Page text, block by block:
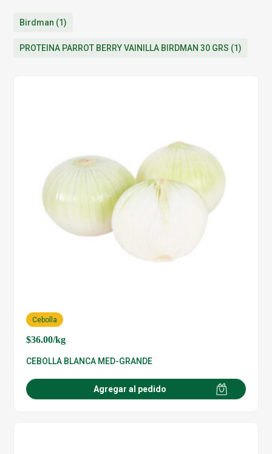
Birdman (1)
PROTEINA PARROT BERRY VAINILLA BIRDMAN 30 GRS (1)
$36.00/kg
Cebolla
CEBOLLA BLANCA MED-GRANDE
Agregar al pedido